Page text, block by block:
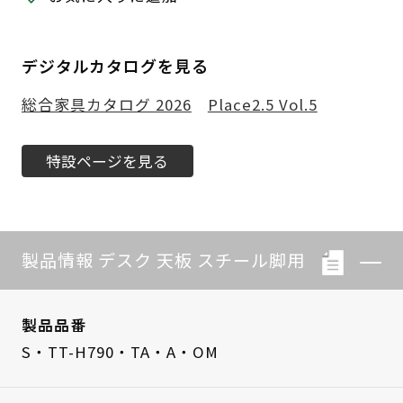
デジタルカタログを見る
総合家具カタログ 2026 Place2.5 Vol.5
特設ページを見る
製品情報 デスク 天板 スチール脚用
製品品番
S・TT-H790・TA・A・OM